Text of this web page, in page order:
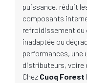
puissance, réduit
composants
refroidissement du
inadaptée ou
performances, une
distributeurs, voire
Chez Cuoq